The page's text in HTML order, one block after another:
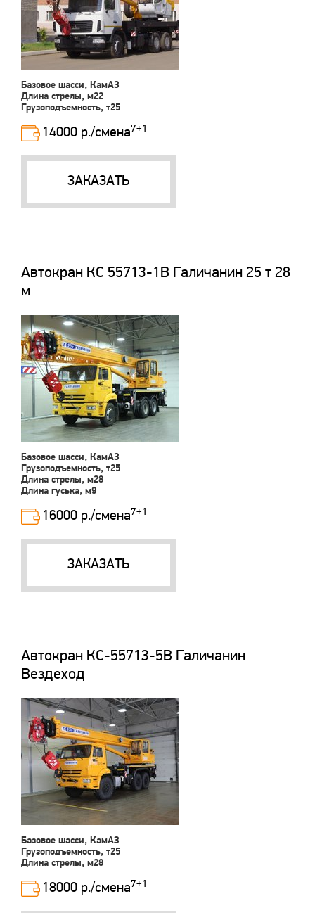
Базовое шасси, КамАЗ
Длина стрелы, м22
Грузоподъемность, т25
14000 р./смена7+1
ЗАКАЗАТЬ
Автокран КС 55713-1В Галичанин 25 т 28
м
Базовое шасси, КамАЗ
Грузоподъемность, т25
Длина стрелы, м28
Длина гуська, м9
16000 р./смена7+1
ЗАКАЗАТЬ
Автокран КС-55713-5В Галичанин
Вездеход
Базовое шасси, КамАЗ
Грузоподъемность, т25
Длина стрелы, м28
18000 р./смена7+1